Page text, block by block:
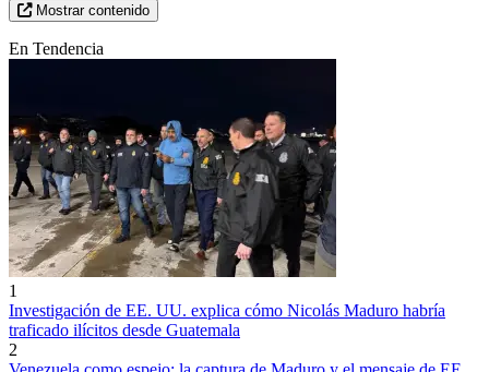
Mostrar contenido
En Tendencia
1
Investigación de EE. UU. explica cómo Nicolás Maduro habría
traficado ilícitos desde Guatemala
2